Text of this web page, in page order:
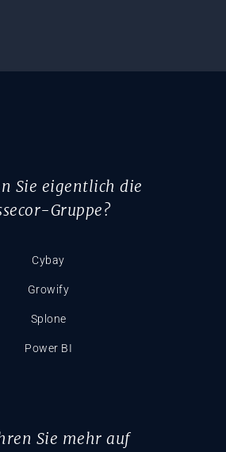
Sie eigentlich die
Gruppe?
Cybay
Growify
Splone
Power BI
Sie mehr auf